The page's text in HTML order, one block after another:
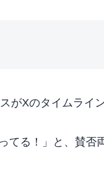
がXのタイムライ
てる！」と、賛否